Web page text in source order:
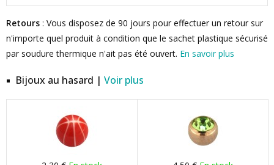
Retours : Vous disposez de 90 jours pour effectuer un retour sur
n'importe quel produit à condition que le sachet plastique sécurisé
par soudure thermique n'ait pas été ouvert. En savoir plus
Bijoux au hasard | Voir plus